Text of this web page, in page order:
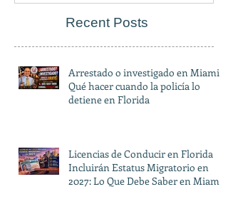
Recent Posts
Arrestado o investigado en Miami?
Qué hacer cuando la policía lo
detiene en Florida
Licencias de Conducir en Florida
Incluirán Estatus Migratorio en
2027: Lo Que Debe Saber en Miami